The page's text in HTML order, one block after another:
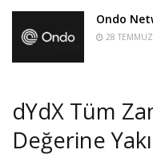
Ondo
28
dYdX Tüm
Değerine